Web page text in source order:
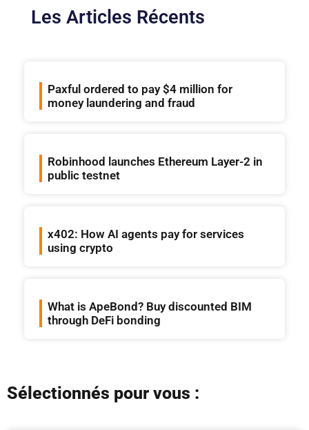
Les Articles Récents
Paxful ordered to pay $4 million for
money laundering and fraud
Robinhood launches Ethereum Layer-2 in
public testnet
x402: How AI agents pay for services
using crypto
What is ApeBond? Buy discounted BIM
through DeFi bonding
Sélectionnés pour vous :